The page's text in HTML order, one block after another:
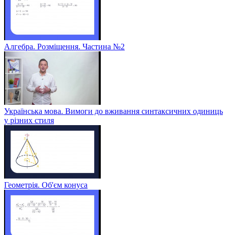
Алгебра. Розміщення. Частина №2
Українська мова. Вимоги до вживання синтаксичних одиниць
у різних стиля
Геометрія. Об'єм конуса